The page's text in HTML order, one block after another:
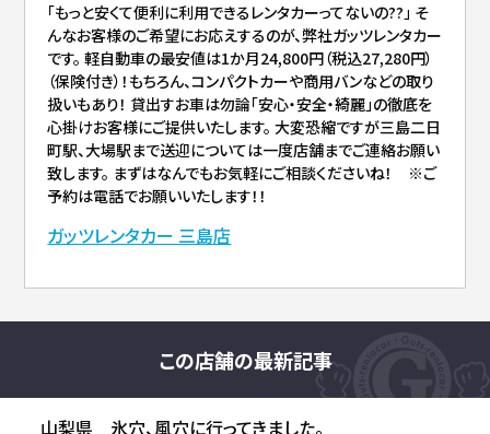
「もっと安くて便利に利用できるレンタカーってないの??」 そ
んなお客様のご希望にお応えするのが、弊社ガッツレンタカー
です。 軽自動車の最安値は1か月24,800円（税込27,280円）
（保険付き）！もちろん、コンパクトカーや商用バンなどの取り
扱いもあり！ 貸出すお車は勿論「安心・安全・綺麗」の徹底を
心掛けお客様にご提供いたします。 大変恐縮ですが三島二日
町駅、大場駅まで送迎については一度店舗までご連絡お願い
致します。 まずはなんでもお気軽にご相談くださいね！ ※ご
予約は電話でお願いいたします！！
ガッツレンタカー 三島店
この店舗の最新記事
山梨県 氷穴、風穴に行ってきました。